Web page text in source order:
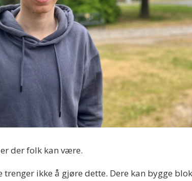
der folk kan være.
ikke å gjøre dette. Dere kan bygge